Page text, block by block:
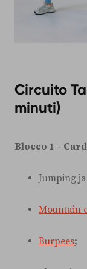
Circuito
minuti)
Blocco 1 –
Jumping
Mountain
Burpees;